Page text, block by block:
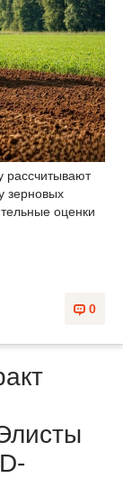
рассчитывают
зерновых
оценки
0